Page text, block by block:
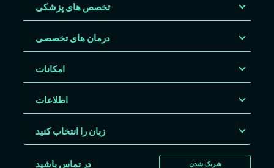
تخصص های پزشکی
درمان های تخصصی
امکانات
اطلاعات
زبان را انتخاب کنید
شریک شدن در تماس باشید